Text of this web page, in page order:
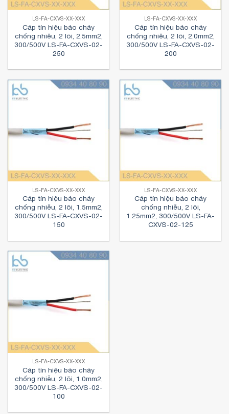
LS-FA-CXVS-XX-XXX
Cáp tín hiệu báo cháy
chống nhiễu, 2 lõi, 2.5mm2,
300/500V LS-FA-CXVS-02-
250
LS-FA-CXVS-XX-XXX
Cáp tín hiệu báo cháy
chống nhiễu, 2 lõi, 2.0mm2,
300/500V LS-FA-CXVS-02-
200
LS-FA-CXVS-XX-XXX
Cáp tín hiệu báo cháy
chống nhiễu, 2 lõi, 1.5mm2,
300/500V LS-FA-CXVS-02-
150
LS-FA-CXVS-XX-XXX
Cáp tín hiệu báo cháy
chống nhiễu, 2 lõi,
1.25mm2, 300/500V LS-FA-
CXVS-02-125
LS-FA-CXVS-XX-XXX
Cáp tín hiệu báo cháy
chống nhiễu, 2 lõi, 1.0mm2,
300/500V LS-FA-CXVS-02-
100